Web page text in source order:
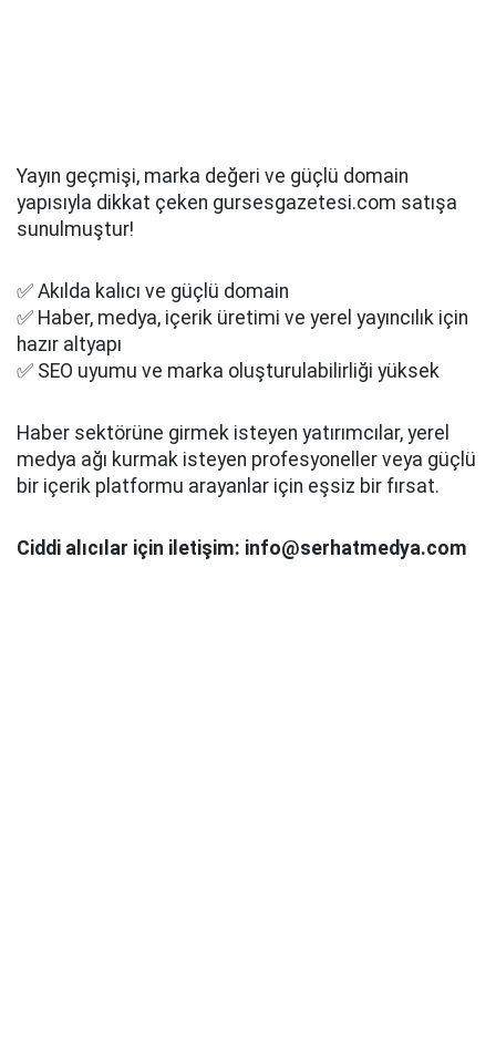
Yayın geçmişi, marka değeri ve güçlü domain
yapısıyla dikkat çeken gursesgazetesi.com satışa
sunulmuştur!
✅ Akılda kalıcı ve güçlü domain
✅ Haber, medya, içerik üretimi ve yerel yayıncılık için
hazır altyapı
✅ SEO uyumu ve marka oluşturulabilirliği yüksek
Haber sektörüne girmek isteyen yatırımcılar, yerel
medya ağı kurmak isteyen profesyoneller veya güçlü
bir içerik platformu arayanlar için eşsiz bir fırsat.
Ciddi alıcılar için iletişim: info@serhatmedya.com